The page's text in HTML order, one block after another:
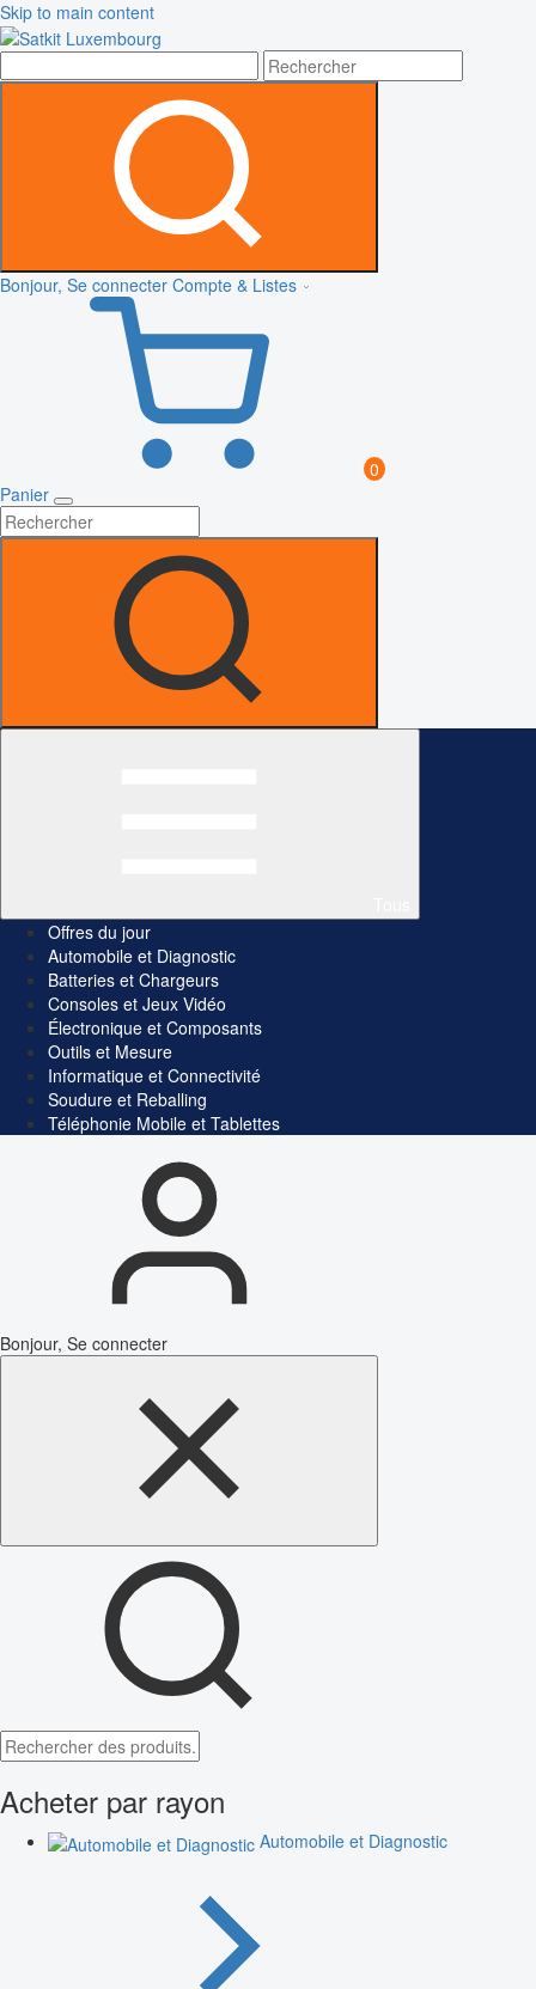
Skip to main content
Bonjour, Se connecter Compte & Listes
0
Panier
Offres du jour
Automobile et Diagnostic
Batteries et Chargeurs
Consoles et Jeux Vidéo
Électronique et Composants
Outils et Mesure
Informatique et Connectivité
Soudure et Reballing
Téléphonie Mobile et Tablettes
Bonjour, Se connecter
Acheter par rayon
Automobile et Diagnostic